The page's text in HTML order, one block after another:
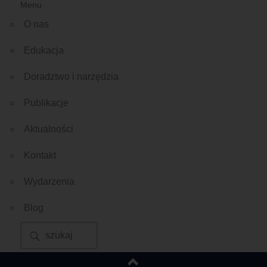
Menu
O nas
Edukacja
Doradztwo i narzędzia
Publikacje
Aktualności
Kontakt
Wydarzenia
Blog